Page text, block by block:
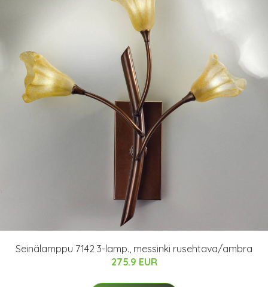
Seinälamppu 7142 3-lamp., messinki rusehtava/ambra
275.9 EUR